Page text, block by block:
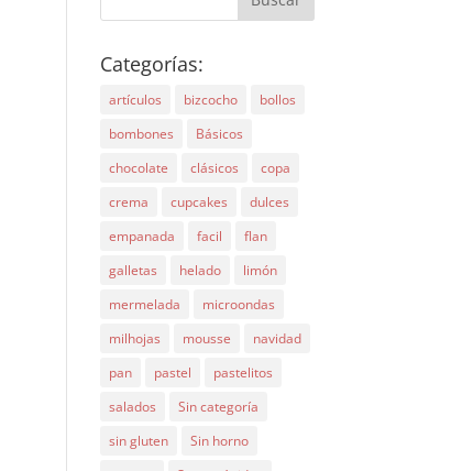
Categorías:
artículos bizcocho
bollos
bombones
Básicos
chocolate
clásicos
copa
crema
cupcakes
dulces
empanada
facil
flan
galletas
helado
limón
mermelada
microondas
milhojas
mousse
navidad
pan
pastel
pastelitos
salados
Sin categoría
sin gluten
Sin horno